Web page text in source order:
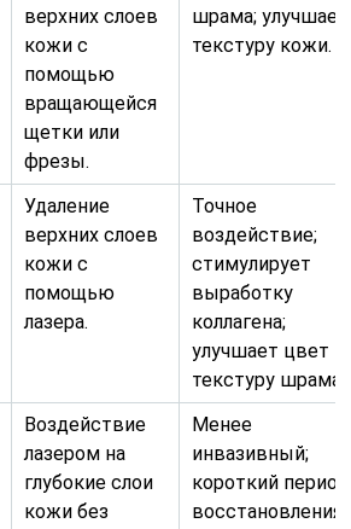
верхних слоев
кожи с
помощью
вращающейся
щетки или
фрезы.
шрама; улучшает
текстуру кожи.
Удаление
верхних слоев
кожи с
помощью
лазера.
Точное
воздействие;
стимулирует
выработку
коллагена;
улучшает цвет и
текстуру шрама.
Воздействие
лазером на
глубокие слои
кожи без
Менее
инвазивный;
короткий период
восстановления;